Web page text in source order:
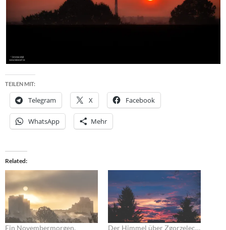
TEILEN MIT:
Telegram X Facebook
WhatsApp Mehr
Related
Ein Novembermorgen.
Der Himmel über Zgorzelec…